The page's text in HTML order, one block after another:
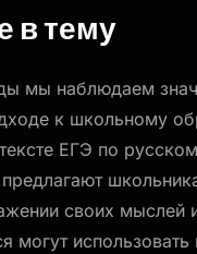
в тему
мы наблюдаем
к школьному
ЕГЭ по
своих мыслей
могут использовать